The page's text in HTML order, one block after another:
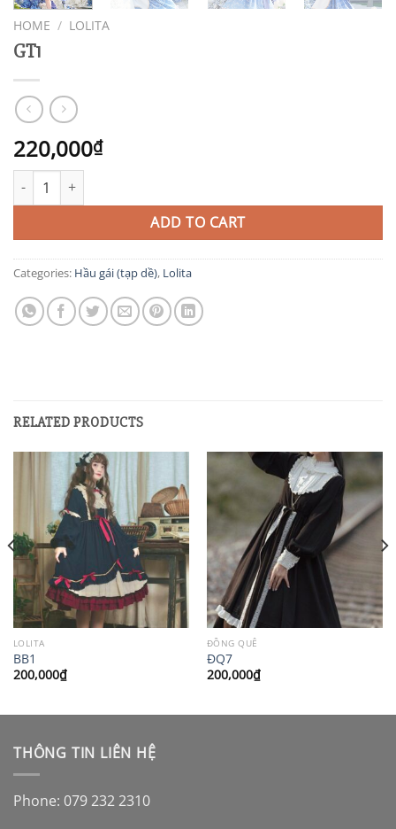
HOME / LOLITA
GT1
220,000₫
GT1 quantity
ADD TO CART
Categories: Hầu gái (tạp dề), Lolita
RELATED PRODUCTS
LOLITA
BB1
200,000₫
ĐỒNG QUÊ
ĐQ7
200,000₫
THÔNG TIN LIÊN HỆ
Phone: 079 232 2310